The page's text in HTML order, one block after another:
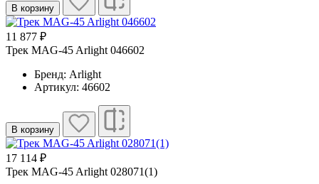
В корзину
11 877 ₽
Трек MAG-45 Arlight 046602
Бренд: Arlight
Артикул: 46602
В корзину
17 114 ₽
Трек MAG-45 Arlight 028071(1)